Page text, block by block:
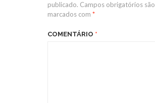
publicado. Campos obrigatórios são
marcados com *
COMENTÁRIO *